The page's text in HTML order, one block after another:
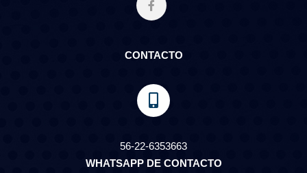
CONTACTO
56-22-6353663
WHATSAPP DE CONTACTO